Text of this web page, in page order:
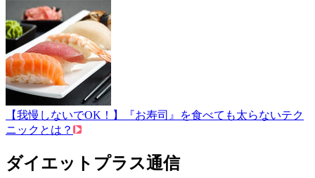
【我慢しないでOK！】『お寿司』を食べても太らないテク
ニックとは？
ダイエットプラス通信